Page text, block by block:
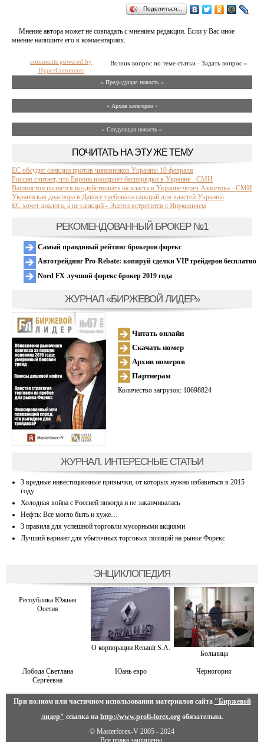
Поделиться…
Мнение автора может не совпадать с мнением редакции. Если у Вас иное
мнение напишите его в комментариях.
Возник вопрос по теме статьи - Задать вопрос »
comments powered by
HyperComments
« Предыдущая новость «
» Архив категории «
» Следующая новость »
ПОЧИТАТЬ НА ЭТУ ЖЕ ТЕМУ
ЕС обсудит санкции против чиновников Украины 10 февраля
Россия считает, что Европа поощряет беспорядки в Украине - СМИ
Вашингтон пытается воздействовать на власть в Украине через Ахметова - СМИ
Украинская диаспора в Давосе требовала санкций для властей Украины
ЕС хочет диалога, а не санкций - Эштон встретится с Януковичем
РЕКОМЕНДОВАННЫЙ БРОКЕР №1
Самый правдивый рейтинг брокеров форекс
Автотрейдинг Pro-Rebate: копируй сделки VIP трейдеров бесплатно
Nord FX лучший форекс брокер 2019 года
ЖУРНАЛ «БИРЖЕВОЙ ЛИДЕР»
Читать онлайн
Скачать номер
Архив номеров
Партнерам
Количество загрузок: 10698824
ЖУРНАЛ, ИНТЕРЕСНЫЕ СТАТЬИ
3 вредные инвестиционные привычки, от которых нужно избавиться в 2015
году
Холодная война с Россией никогда и не заканчивалась
Нефть: Все могло быть и хуже…
3 правила для успешной торговли мусорными акциями
Лучший вариант для убыточных торговых позиций на рынке Форекс
ЭНЦИКЛОПЕДИЯ
Республика Южная
Осетия
О корпорации Renault S.A.
Больница
Лобода Светлана
Серге́евна
Юань евро Черногория
При полном или частичном использовании материалов сайта "Биржевой
лидер" ссылка на http://www.profi-forex.orgобязательна.
© Masterforex-V 2005 - 2024
Все права защищены.